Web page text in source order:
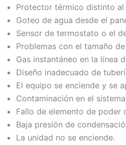
Protector térmico distinto al
Goteo de agua desde el
Sensor de termostato o el
Problemas con el tamaño
Gas instantáneo en la línea
Diseño inadecuado de
El equipo se enciende y se
Contaminación en el
Fallo de elemento de poder
Baja presión de
La unidad no se enciende.